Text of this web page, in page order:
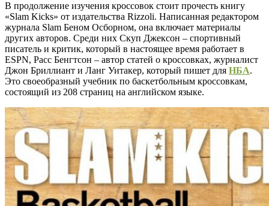
В продолжение изучения кроссовок стоит прочесть книгу
«Slam Kicks» от издательства Rizzoli. Написанная редактором
журнала Slam Беном Осборном, она включает материалы
других авторов. Среди них Скуп Джексон – спортивный
писатель и критик, который в настоящее время работает в
ESPN, Расс Бенгтсон – автор статей о кроссовках, журналист
Джон Бриллиант и Ланг Уитакер, который пишет для НБА.
Это своеобразный учебник по баскетбольным кроссовкам,
состоящий из 208 страниц на английском языке.